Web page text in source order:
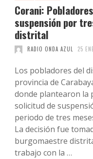
Corani:
suspensión por
distrital
RADIO ONDA AZUL 25
Los pobladores del
provincia de
donde plantearon la
solicitud de
periodo de tres
La decisión fue
burgomaestre
trabajo con la …